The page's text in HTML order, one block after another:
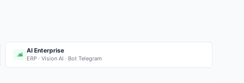
.ai
AI Enterprise
ERP · Vision AI · Bot Telegram